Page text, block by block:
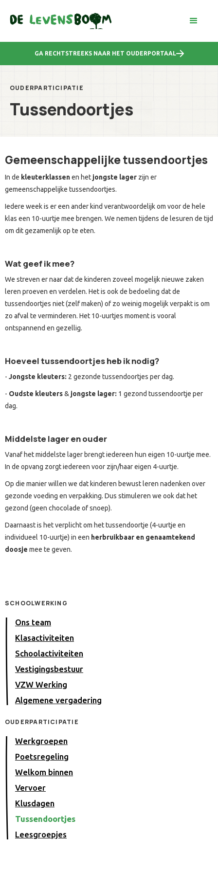
GA RECHTSTREEKS NAAR HET OUDERPORTAAL
OUDERPARTICIPATIE
Tussendoortjes
SCHOOLWERKING
Ons team
Klasactiviteiten
Schoolactiviteiten
Vestigingsbestuur
VZW Werking
Algemene vergadering
OUDERPARTICIPATIE
Werkgroepen
Poetsregeling
Welkom binnen
Vervoer
Klusdagen
Tussendoortjes
Leesgroepjes
Gemeenschappelijke tussendoortjes
In de kleuterklassenen het jongste lager zijn er
gemeenschappelijke tussendoortjes.
Iedere week is er een ander kind verantwoordelijk om voor de hele
klas een 10-uurtje mee brengen. We nemen tijdens de lesuren de tijd
om dit gezamenlijk op te eten.
Wat geef ik mee?
We streven er naar dat de kinderen zoveel mogelijk nieuwe zaken
leren proeven en verdelen. Het is ook de bedoeling dat de
tussendoortjes niet (zelf maken) of zo weinig mogelijk verpakt is om
zo afval te verminderen. Het 10-uurtjes moment is vooral
ontspannend en gezellig.
Hoeveel tussendoortjes heb ik nodig?
- Jongste kleuters: 2 gezonde tussendoortjes per dag.
- Oudste kleuters& jongste lager: 1 gezond tussendoortje per
dag.
Middelste lager en ouder
Vanaf het middelste lager brengt iedereen hun eigen 10-uurtje mee.
In de opvang zorgt iedereen voor zijn/haar eigen 4-uurtje.
Op die manier willen we dat kinderen bewust leren nadenken over
gezonde voeding en verpakking. Dus stimuleren we ook dat het
gezond (geen chocolade of snoep).
Daarnaast is het verplicht om het tussendoortje (4-uurtje en
individueel 10-uurtje) in een herbruikbaar en genaamtekend
doosje mee te geven.